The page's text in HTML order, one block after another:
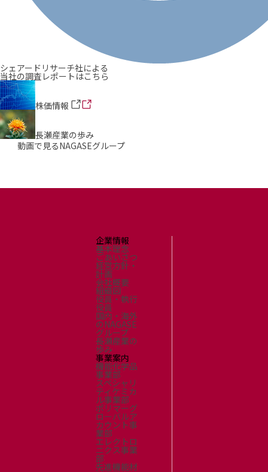
シェアードリサーチ社による
当社の調査レポートはこちら
株価情報
長瀬産業の歩み
動画で見るNAGASEグループ
企業情報
基本理念
ごあいさつ
経営方針・
計画
会社概要
組織図
役員・執行
役員
国内・海外
のNAGASE
グループ
長瀬産業の
歩み
事業案内
機能化学品
事業部
スペシャリ
ティケミカ
ル事業部
ポリマーグ
ローバルア
カウント事
業部
エレクトロ
ニクス事業
部
先進機能材